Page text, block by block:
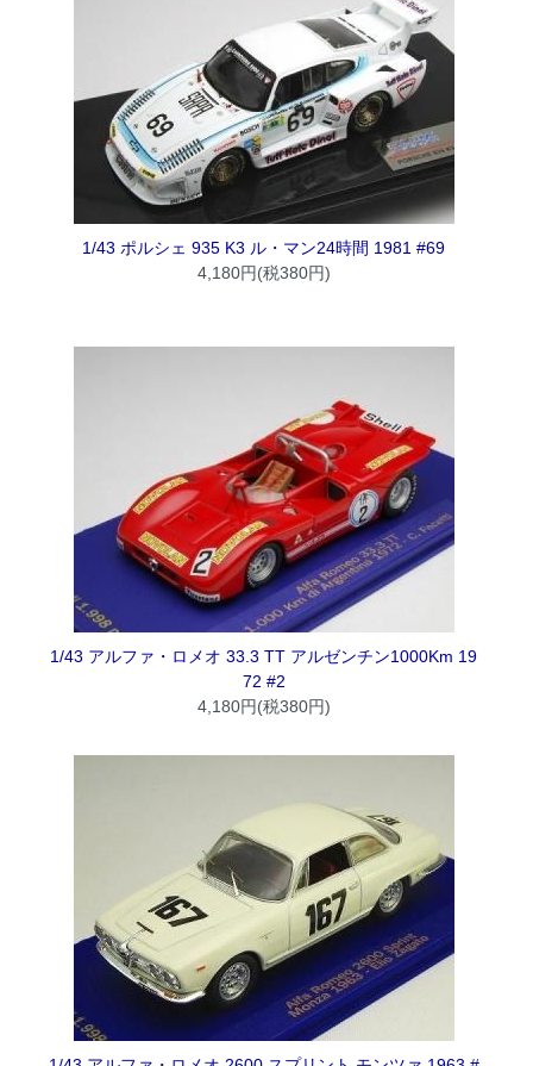
1/43 ポルシェ 935 K3 ル・マン24時間 1981 #69
4,180円(税380円)
1/43 アルファ・ロメオ 33.3 TT アルゼンチン1000Km 19
72 #2
4,180円(税380円)